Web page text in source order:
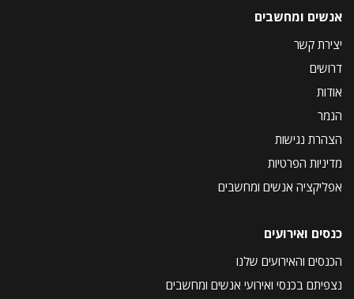
אנשים ומחשבים
יצירת קשר
דרושים
אודות
הנמר
הצהרת נגישות
מדיניות הפרטיות
אפליקציה אנשים ומחשבים
כנסים ואירועים
הכנסים והאירועים שלנו
נצפיתם בכנסי ואירועי אנשים ומחשבים